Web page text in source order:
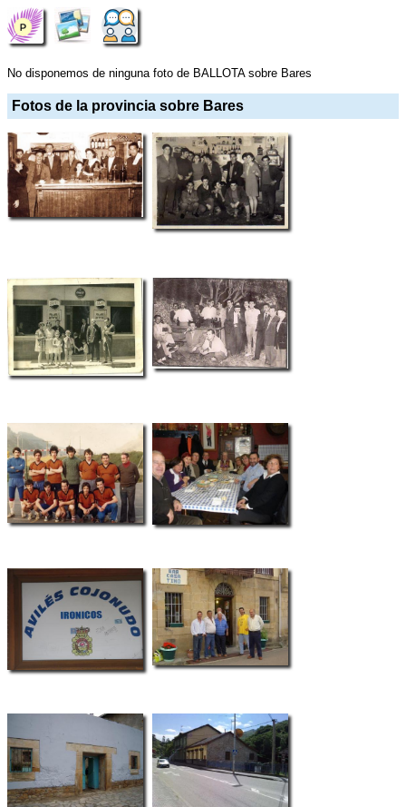
No disponemos de ninguna foto de BALLOTA sobre Bares
Fotos de la provincia sobre Bares